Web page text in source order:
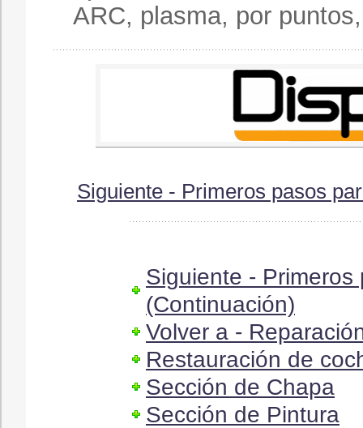
ARC, plasma, por
Siguiente - Primeros pasos
Siguiente -
(Continuación)
Volver a -
Restauración de
Sección de Chapa
Sección de Pintura